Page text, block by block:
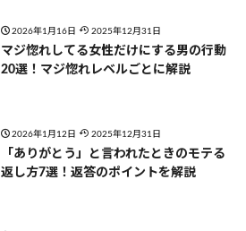
2026年1月16日 2025年12月31日
マジ惚れしてる女性だけにする男の行動
20選！マジ惚れレベルごとに解説
2026年1月12日 2025年12月31日
「ありがとう」と言われたときのモテる
返し方7選！返答のポイントを解説